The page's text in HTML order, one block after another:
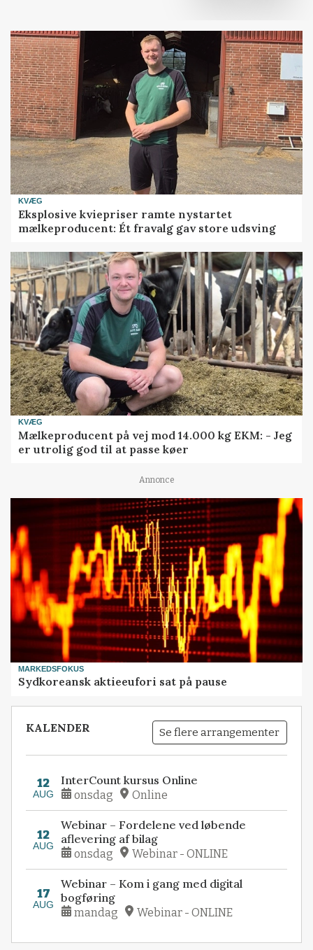
KVÆG
Eksplosive kviepriser ramte nystartet
mælkeproducent: Ét fravalg gav store udsving
KVÆG
Mælkeproducent på vej mod 14.000 kg EKM: - Jeg
er utrolig god til at passe køer
Annonce
MARKEDSFOKUS
Sydkoreansk aktieeufori sat på pause
KALENDER Se flere arrangementer
12
AUG
InterCount kursus Online
onsdag Online
12
AUG
Webinar – Fordelene ved løbende
aflevering af bilag
onsdag Webinar - ONLINE
17
AUG
Webinar – Kom i gang med digital
bogføring
mandag Webinar - ONLINE